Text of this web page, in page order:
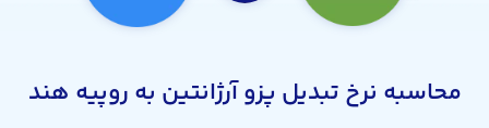
محاسبه نرخ تبدیل پزو آرژانتین به روپیه هند